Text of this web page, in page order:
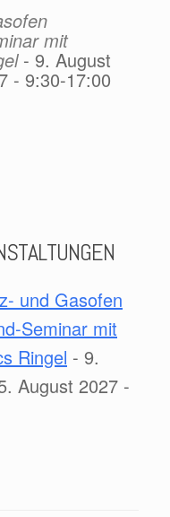
mit
- 9. August
- 9:30-17:00
und Gasofen
Seminar mit
Ringel - 9.
August 2027 -